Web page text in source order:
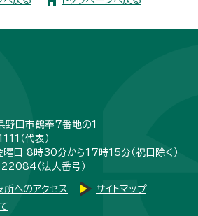
田市鶴奉7番地の1
（代表）
曜日 8時30分から17時15分（祝日除く）
（法人番号 ）
所へのアクセス
サイトマップ